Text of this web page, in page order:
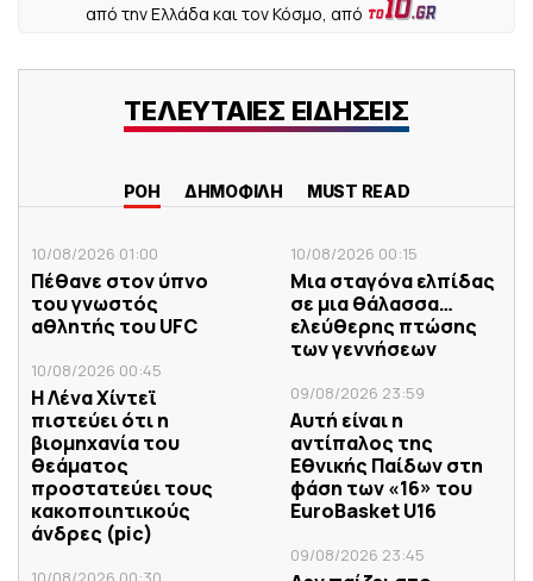
από την Ελλάδα και τον Κόσμο, από
ΤΕΛΕΥΤΑΙΕΣ ΕΙΔΗΣΕΙΣ
ΡΟΗ ΔΗΜΟΦΙΛΗ MUST READ
10/08/2026 01:00
Πέθανε στον ύπνο
του γνωστός
αθλητής του UFC
10/08/2026 00:45
Η Λένα Χίντεϊ
πιστεύει ότι η
βιομηχανία του
θεάματος
προστατεύει τους
κακοποιητικούς
άνδρες (pic)
10/08/2026 00:15
Μια σταγόνα ελπίδας
σε μια θάλασσα…
ελεύθερης πτώσης
των γεννήσεων
09/08/2026 23:59
Αυτή είναι η
αντίπαλος της
Εθνικής Παίδων στη
φάση των «16» του
EuroBasket U16
09/08/2026 23:45